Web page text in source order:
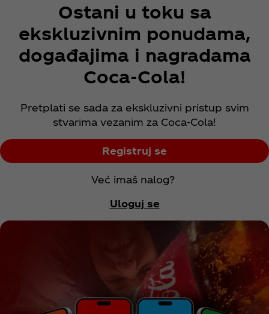
Ostani u toku sa
ekskluzivnim ponudama,
događajima i nagradama
Coca‑Cola!
Pretplati se sada za ekskluzivni pristup svim
stvarima vezanim za Coca‑Cola!
Registruj se
Već imaš nalog?
Uloguj se